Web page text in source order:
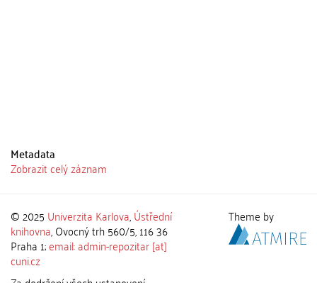
Metadata
Zobrazit celý záznam
© 2025 Univerzita Karlova,Ústřední
knihovna, Ovocný trh 560/5, 116 36
Praha 1;email: admin-repozitar [at]
cuni.cz
Theme by